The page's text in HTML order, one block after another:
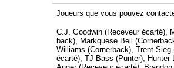
Joueurs que vous pouvez
C.J. Goodwin (Receveur écarté),
back), Markquese Bell
Williams (Cornerback), Trent
écarté), TJ Bass (Punter), Hunter